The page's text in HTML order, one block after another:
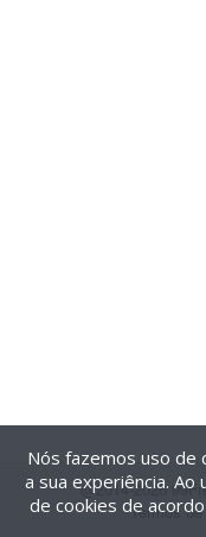
@2014-2026
Termos
Nós fazemos uso de
a sua experiência. Ao
de cookies de